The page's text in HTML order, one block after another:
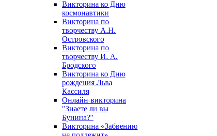
Викторина ко Дню
космонавтики
Викторина по
творчеству А.Н.
Островского
Викторина по
творчеству И. А.
Бродского
Викторина ко Дню
рождения Льва
Кассиля
Онлайн-викторина
"Знаете ли вы
Бунина?"
Викторина «Забвению